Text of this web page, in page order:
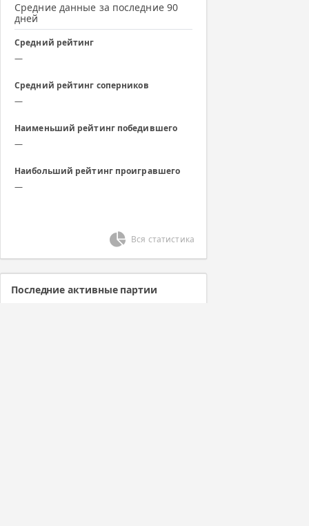
Средние данные за последние 90
дней
Средний рейтинг
—
Средний рейтинг соперников
—
Наименьший рейтинг победившего
—
Наибольший рейтинг проигравшего
—
Вся статистика
Последние активные партии